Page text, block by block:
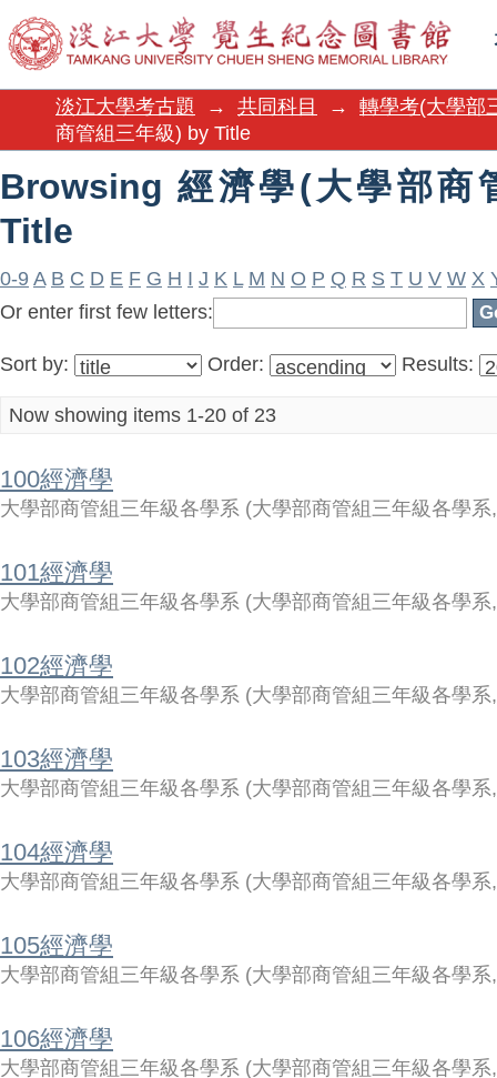
Browsing 經濟學(大學部商管
淡江大學考古題 → 共同科目 →
轉學考(大學部
商管組三年級) by Title
Browsing 經濟學(大學部商
Title
0-9 A B C D E F G H I J K L M N O P Q R S T U V W X
Or enter first few letters:
Sort by: Order: Results:
Now showing items 1-20 of 23
100經濟學
大學部商管組三年級各學系 (大學部商管組三年級各學系
101經濟學
大學部商管組三年級各學系 (大學部商管組三年級各學系
102經濟學
大學部商管組三年級各學系 (大學部商管組三年級各學系
103經濟學
大學部商管組三年級各學系 (大學部商管組三年級各學系
104經濟學
大學部商管組三年級各學系 (大學部商管組三年級各學系
105經濟學
大學部商管組三年級各學系 (大學部商管組三年級各學系
106經濟學
大學部商管組三年級各學系 (大學部商管組三年級各學系